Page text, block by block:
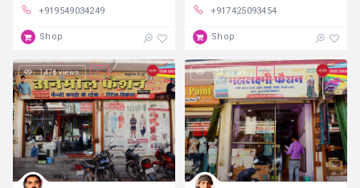
+919549034249
Shop
+917425093454
Shop
1,476 views 754 views